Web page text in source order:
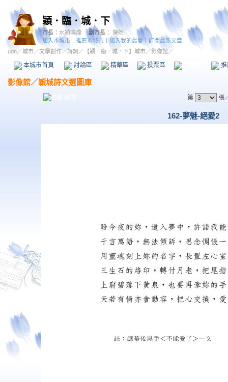
穎．臨．城．下
市長： 水穎鳴煙 副市長：
陳皓
加入本城市
推薦本城市 加入我的最愛｜訂閱最新文章
udn／城市／文學創作／詩詞 ／ 【穎．臨．城．下】城市／影像館／
本城市首頁 討論區 精華區 投票區 影像館
影像館／穎城詩文選圖庫
第 張
162-夢魅-絕愛2